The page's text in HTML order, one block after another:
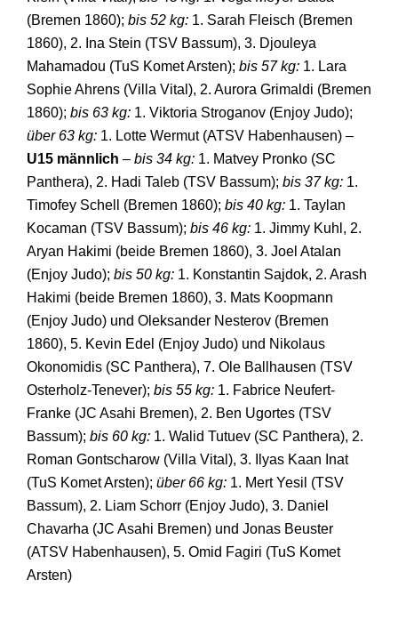
(Bremen 1860); bis 52 kg: 1. Sarah Fleisch (Bremen
1860), 2. Ina Stein (TSV Bassum), 3. Djouleya
Mahamadou (TuS Komet Arsten); bis 57 kg: 1. Lara
Sophie Ahrens (Villa Vital), 2. Aurora Grimaldi (Bremen
1860); bis 63 kg: 1. Viktoria Stroganov (Enjoy Judo);
über 63 kg: 1. Lotte Wermut (ATSV Habenhausen) –
U15 männlich – bis 34 kg: 1. Matvey Pronko (SC
Panthera), 2. Hadi Taleb (TSV Bassum); bis 37 kg: 1.
Timofey Schell (Bremen 1860); bis 40 kg: 1. Taylan
Kocaman (TSV Bassum); bis 46 kg: 1. Jimmy Kuhl, 2.
Aryan Hakimi (beide Bremen 1860), 3. Joel Atalan
(Enjoy Judo); bis 50 kg: 1. Konstantin Sajdok, 2. Arash
Hakimi (beide Bremen 1860), 3. Mats Koopmann
(Enjoy Judo) und Oleksander Nesterov (Bremen
1860), 5. Kevin Edel (Enjoy Judo) und Nikolaus
Okonomidis (SC Panthera), 7. Ole Ballhausen (TSV
Osterholz-Tenever); bis 55 kg: 1. Fabrice Neufert-
Franke (JC Asahi Bremen), 2. Ben Ugortes (TSV
Bassum); bis 60 kg: 1. Walid Tutuev (SC Panthera), 2.
Roman Gontscharow (Villa Vital), 3. Ilyas Kaan Inat
(TuS Komet Arsten); über 66 kg: 1. Mert Yesil (TSV
Bassum), 2. Liam Schorr (Enjoy Judo), 3. Daniel
Chavarha (JC Asahi Bremen) und Jonas Beuster
(ATSV Habenhausen), 5. Omid Fagiri (TuS Komet
Arsten)